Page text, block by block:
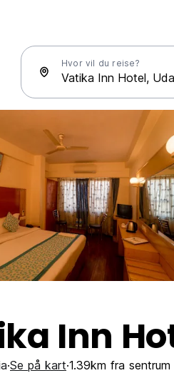
Hvor vil du reise?
Inn
Se på kart 1.39km fra sentrum